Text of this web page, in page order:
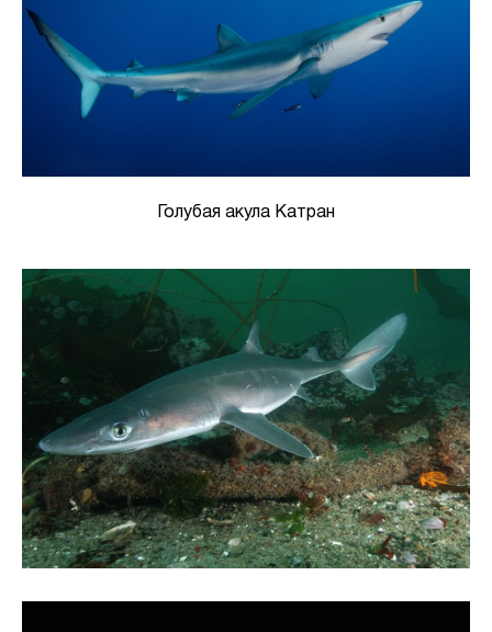
Голубая акула Катран